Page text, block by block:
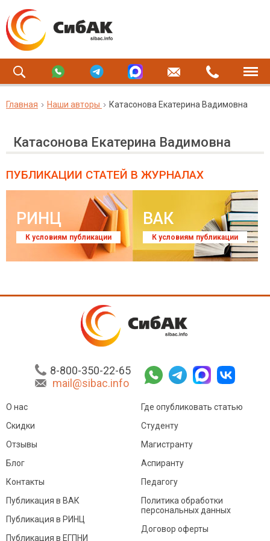
Главная Наши авторы Катасонова Екатерина Вадимовна
Катасонова Екатерина Вадимовна
ПУБЛИКАЦИИ СТАТЕЙ В ЖУРНАЛАХ
РИНЦ
К условиям публикации
ВАК
К условиям публикации
8-800-350-22-65
mail@sibac.info
О нас
Скидки
Отзывы
Блог
Контакты
Где опубликовать статью
Студенту
Магистранту
Аспиранту
Педагогу
Публикация в ВАК
Публикация в РИНЦ
Публикация в ЕГПНИ
Политика обработки
персональных данных
Договор оферты